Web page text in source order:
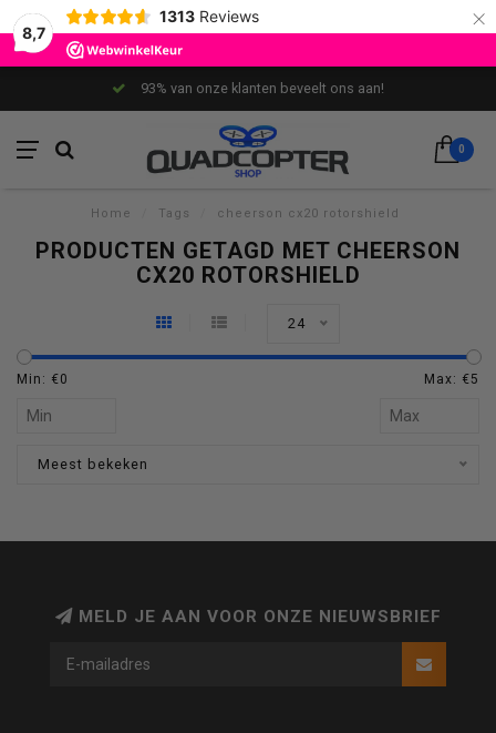
8,7
1313 Reviews ×
93% van onze klanten beveelt ons aan!
0
Home Tags cheerson cx20 rotorshield
PRODUCTEN GETAGD MET CHEERSON
CX20 ROTORSHIELD
24
Min: €0 Max: €5
Meest bekeken
MELD JE AAN VOOR ONZE NIEUWSBRIEF